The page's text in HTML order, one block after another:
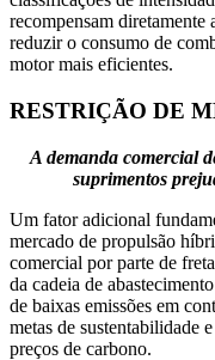
recompensam diretamente
reduzir o consumo de
motor mais eficientes.
RESTRIÇÃO DE
A demanda comercial
suprimentos
Um fator adicional
mercado de propulsão
comercial por parte de
da cadeia de
de baixas emissões em
metas de sustentabilidade
preços de carbono.